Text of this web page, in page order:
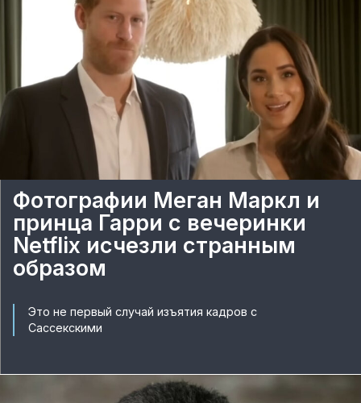
Фотографии Меган Маркл и
принца Гарри с вечеринки
Netflix исчезли странным
образом
Это не первый случай изъятия кадров с
Сассекскими